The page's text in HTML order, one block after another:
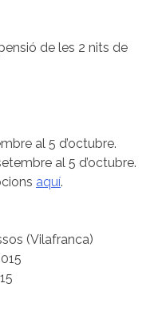
de les 2 nits de
al 5 d’octubre.
al 5 d’octubre.
aquí.
(Vilafranca)